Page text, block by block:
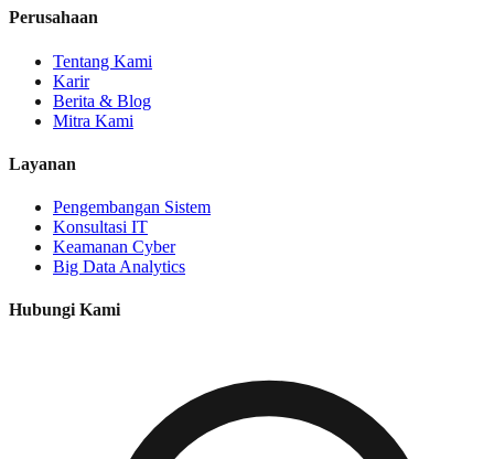
Perusahaan
Tentang Kami
Karir
Berita & Blog
Mitra Kami
Layanan
Pengembangan Sistem
Konsultasi IT
Keamanan Cyber
Big Data Analytics
Hubungi Kami